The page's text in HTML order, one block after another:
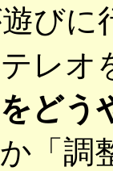
び
レ
をど
「調